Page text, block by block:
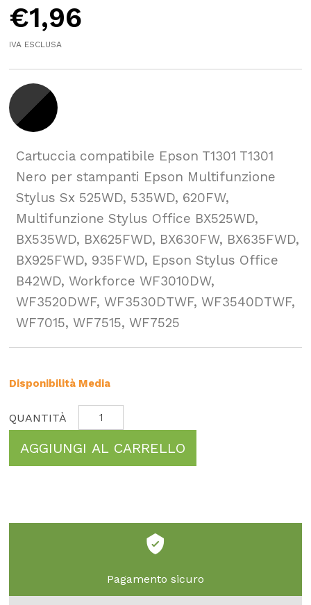
€1,96
IVA ESCLUSA
Cartuccia compatibile Epson T1301 T1301
Nero per stampanti Epson Multifunzione
Stylus Sx 525WD, 535WD, 620FW,
Multifunzione Stylus Office BX525WD,
BX535WD, BX625FWD, BX630FW, BX635FWD,
BX925FWD, 935FWD, Epson Stylus Office
B42WD, Workforce WF3010DW,
WF3520DWF, WF3530DTWF, WF3540DTWF,
WF7015, WF7515, WF7525
Disponibilità Media
AGGIUNGI AL CARRELLO
Pagamento sicuro